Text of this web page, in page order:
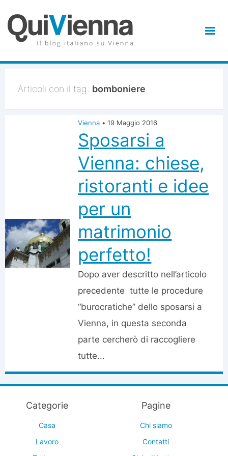
Articoli con il tag: bomboniere
Vienna • 19 Maggio 2016
Sposarsi a
Vienna: chiese,
ristoranti e idee
per un
matrimonio
perfetto!
Dopo aver descritto nell’articolo
precedente tutte le procedure
“burocratiche” dello sposarsi a
Vienna, in questa seconda
parte cercherò di raccogliere
tutte...
Categorie
Casa
Lavoro
Pagine
Chi siamo
Contatti